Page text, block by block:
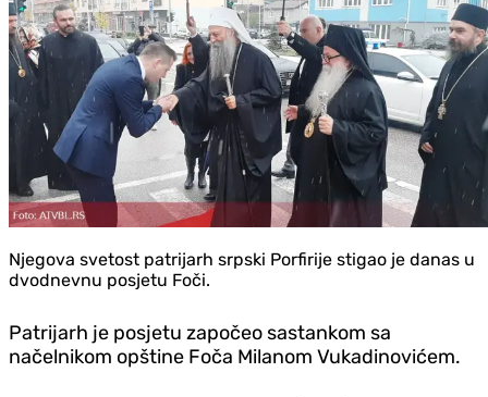
Njegova svetost patrijarh srpski Porfirije stigao je danas u
dvodnevnu posjetu Foči.
Patrijarh je posjetu započeo sastankom sa
načelnikom opštine Foča Milanom Vukadinovićem.